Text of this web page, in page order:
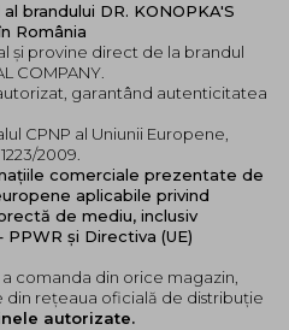
brandului DR. KONOPKA'S
România
și provine direct de la brandul
COMPANY.
garantând autenticitatea
CPNP al Uniunii Europene,
2009.
comerciale prezentate de
aplicabile privind
de mediu, inclusiv
și Directiva (UE)
comanda din orice magazin,
rețeaua oficială de distribuție
autorizate.